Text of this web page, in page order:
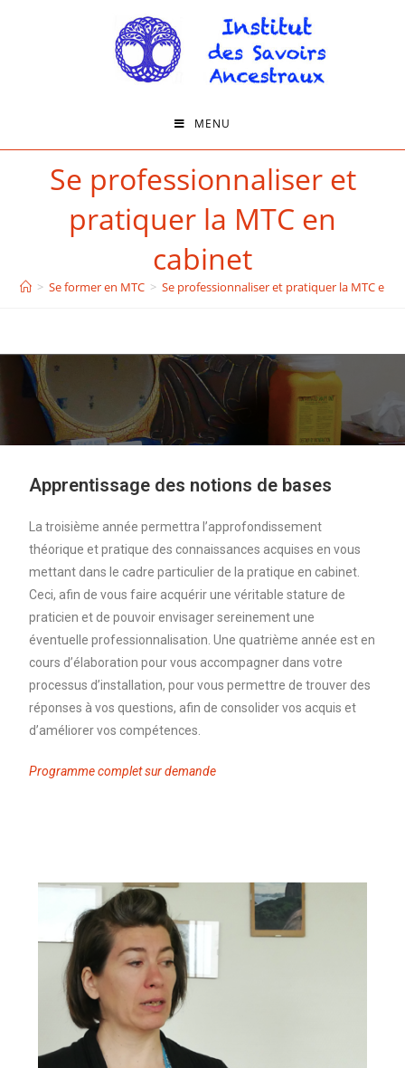
MENU
Se professionnaliser et
pratiquer la MTC en
cabinet
> Se former en MTC > Se professionnaliser et pratiquer la MTC en
Apprentissage des notions de bases
La troisième année permettra l’approfondissement
théorique et pratique des connaissances acquises en vous
mettant dans le cadre particulier de la pratique en cabinet.
Ceci, afin de vous faire acquérir une véritable stature de
praticien et de pouvoir envisager sereinement une
éventuelle professionnalisation. Une quatrième année est en
cours d’élaboration pour vous accompagner dans votre
processus d’installation, pour vous permettre de trouver des
réponses à vos questions, afin de consolider vos acquis et
d’améliorer vos compétences.
Programme complet sur demande